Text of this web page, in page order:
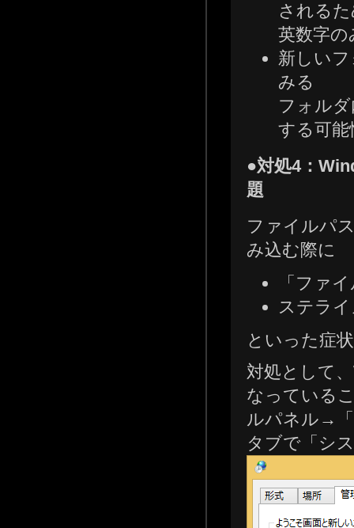
される
英数字
新しい
みる
フォル
する可
●対処4：
題
ファイルパ
み込む際に
「ファ
ステラ
といった症
対処として
なっている
ルパネル→
タブで「シ